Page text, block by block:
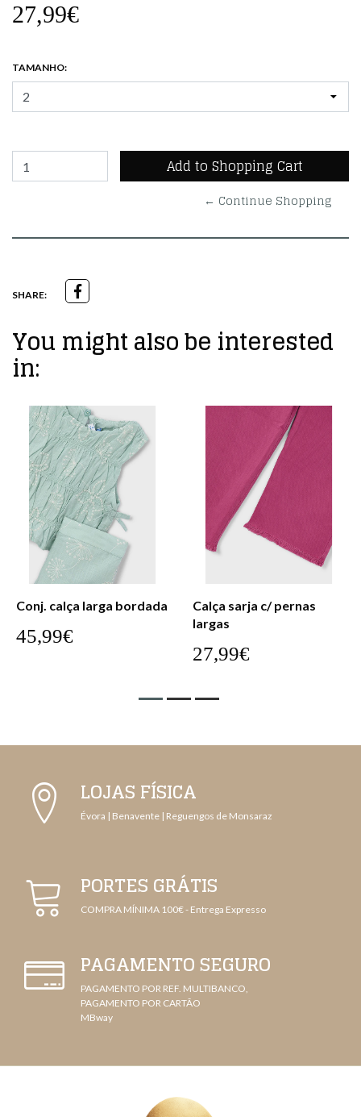
27,99€
TAMANHO:
← Continue Shopping
SHARE:
You might also be interested
in:
Conj. calça larga bordada
45,99€
Calça sarja c/ pernas
largas
27,99€
LOJAS FÍSICA
Évora | Benavente | Reguengos de Monsaraz
PORTES GRÁTIS
COMPRA MÍNIMA 100€ - Entrega Expresso
PAGAMENTO SEGURO
PAGAMENTO POR REF. MULTIBANCO,
PAGAMENTO POR CARTÃO
MBway